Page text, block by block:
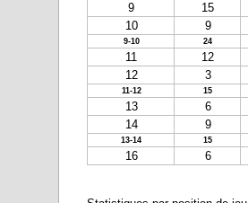
9
15
10
9
9-10 24
11 12
12
3
11-12 15
13 6
14
9
13-14 15
16 6